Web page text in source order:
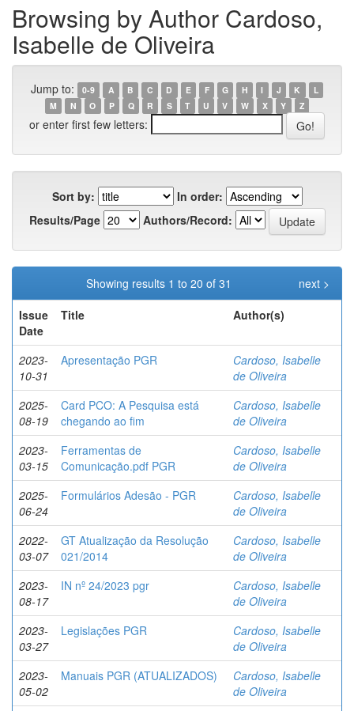
Browsing by Author Cardoso,
Isabelle de Oliveira
Jump to: 0-9 A B C D E F G H I J K
L
M
N O P Q R S T U V W X Y Z
or enter first few letters:
Sort by:
In order:
Results/Page
Authors/Record:
Showing results 1 to 20 of 31
next >
Issue
Date
Title Author(s)
2023-
10-31
Apresentação PGR
Cardoso, Isabelle
de Oliveira
2025-
08-19
Card PCO: A Pesquisa está
chegando ao fim
Cardoso, Isabelle
de Oliveira
2023-
03-15
Ferramentas de
Comunicação.pdf PGR
Cardoso, Isabelle
de Oliveira
2025-
06-24
Formulários Adesão - PGR
Cardoso, Isabelle
de Oliveira
2022-
03-07
GT Atualização da Resolução
021/2014
Cardoso, Isabelle
de Oliveira
2023-
08-17
IN nº 24/2023 pgr
Cardoso, Isabelle
de Oliveira
2023-
03-27
Legislações PGR
Cardoso, Isabelle
de Oliveira
2023-
05-02
Manuais PGR (ATUALIZADOS)
Cardoso, Isabelle
de Oliveira